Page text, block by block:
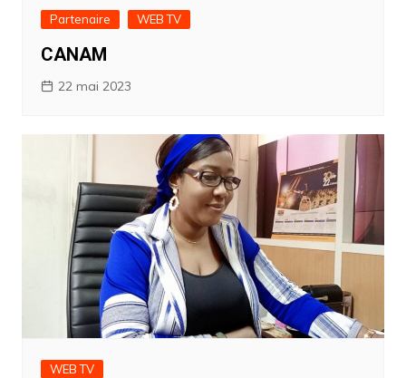
Partenaire WEB TV
CANAM
22 mai 2023
WEB TV